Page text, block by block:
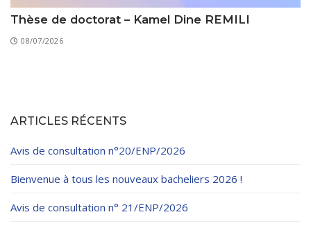
Thèse de doctorat – Kamel Dine REMILI
08/07/2026
ARTICLES RÉCENTS
Avis de consultation n°20/ENP/2026
Bienvenue à tous les nouveaux bacheliers 2026 !
Avis de consultation n° 21/ENP/2026